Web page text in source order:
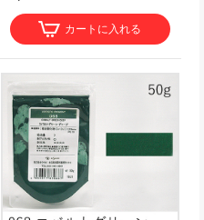
カートに入れる